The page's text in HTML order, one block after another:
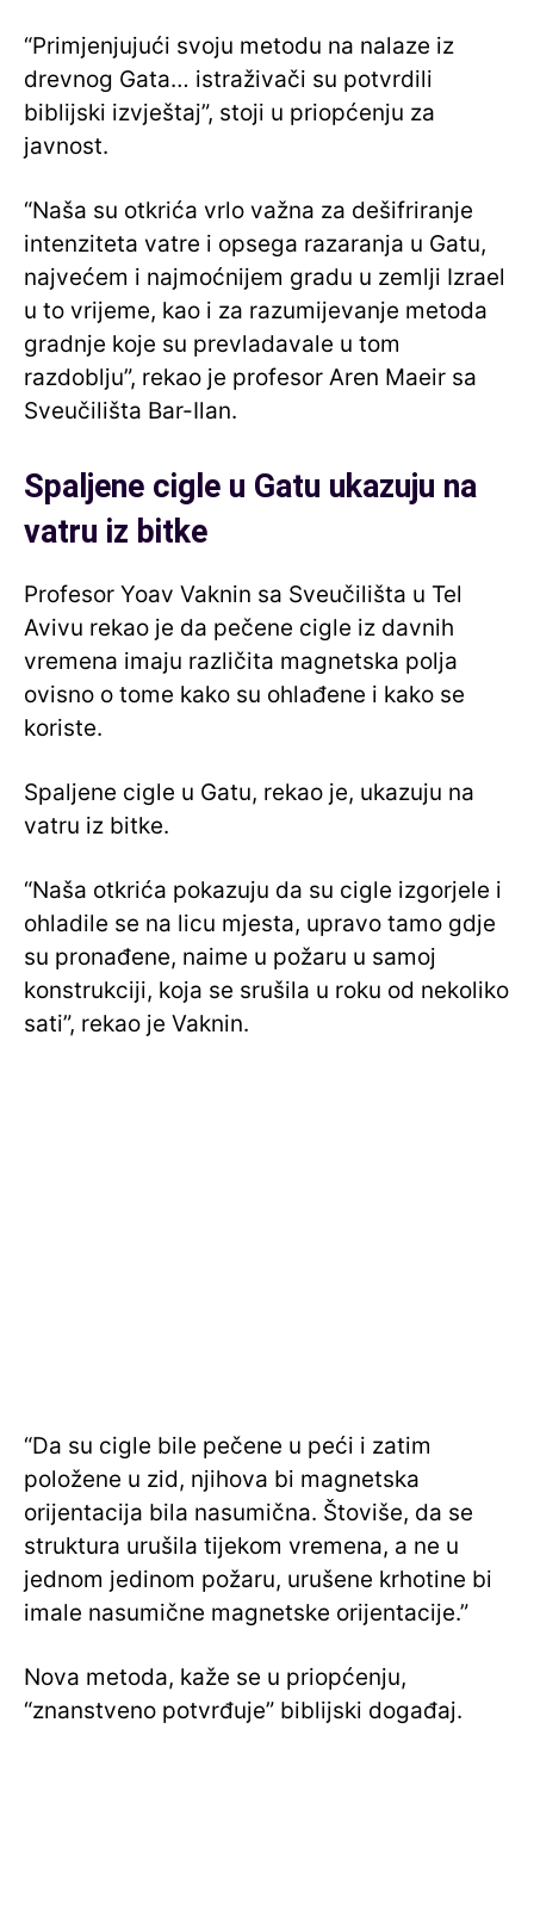
“Primjenjujući svoju metodu na nalaze iz
drevnog Gata… istraživači su potvrdili
biblijski izvještaj”, stoji u priopćenju za
javnost.
“Naša su otkrića vrlo važna za dešifriranje
intenziteta vatre i opsega razaranja u Gatu,
najvećem i najmoćnijem gradu u zemlji Izrael
u to vrijeme, kao i za razumijevanje metoda
gradnje koje su prevladavale u tom
razdoblju”, rekao je profesor Aren Maeir sa
Sveučilišta Bar-Ilan.
Spaljene cigle u Gatu ukazuju na
vatru iz bitke
Profesor Yoav Vaknin sa Sveučilišta u Tel
Avivu rekao je da pečene cigle iz davnih
vremena imaju različita magnetska polja
ovisno o tome kako su ohlađene i kako se
koriste.
Spaljene cigle u Gatu, rekao je, ukazuju na
vatru iz bitke.
“Naša otkrića pokazuju da su cigle izgorjele i
ohladile se na licu mjesta, upravo tamo gdje
su pronađene, naime u požaru u samoj
konstrukciji, koja se srušila u roku od nekoliko
sati”, rekao je Vaknin.
“Da su cigle bile pečene u peći i zatim
položene u zid, njihova bi magnetska
orijentacija bila nasumična. Štoviše, da se
struktura urušila tijekom vremena, a ne u
jednom jedinom požaru, urušene krhotine bi
imale nasumične magnetske orijentacije.”
Nova metoda, kaže se u priopćenju,
“znanstveno potvrđuje” biblijski događaj.